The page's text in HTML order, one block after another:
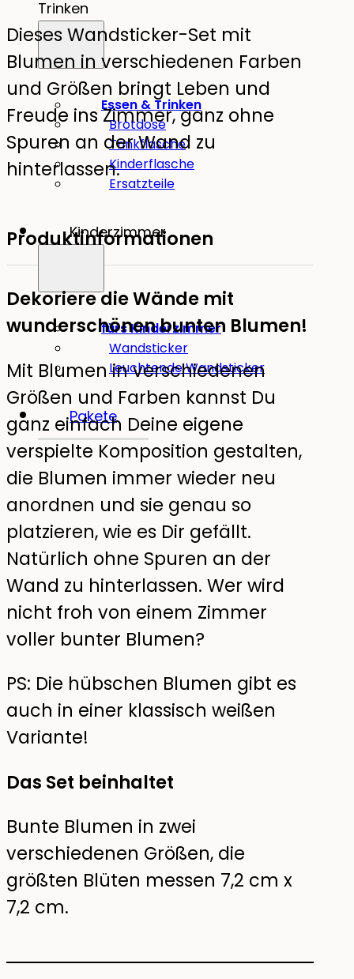
Trinken
Essen & Trinken
Brotdose
Trinkflasche
Kinderflasche
Ersatzteile
Kinderzimmer
fürs Kinderzimmer
Wandsticker
Leuchtende Wandsticker
Pakete
Dieses Wandsticker-Set mit
Blumen in verschiedenen Farben
und Größen bringt Leben und
Freude ins Zimmer, ganz ohne
Spuren an der Wand zu
hinterlassen.
Produktinformationen
Dekoriere die Wände mit
wunderschönen bunten Blumen!
Mit Blumen in verschiedenen
Größen und Farben kannst Du
ganz einfach Deine eigene
verspielte Komposition gestalten,
die Blumen immer wieder neu
anordnen und sie genau so
platzieren, wie es Dir gefällt.
Natürlich ohne Spuren an der
Wand zu hinterlassen. Wer wird
nicht froh von einem Zimmer
voller bunter Blumen?
PS: Die hübschen Blumen gibt es
auch in einer klassisch weißen
Variante!
Das Set beinhaltet
Bunte Blumen in zwei
verschiedenen Größen, die
größten Blüten messen 7,2 cm x
7,2 cm.